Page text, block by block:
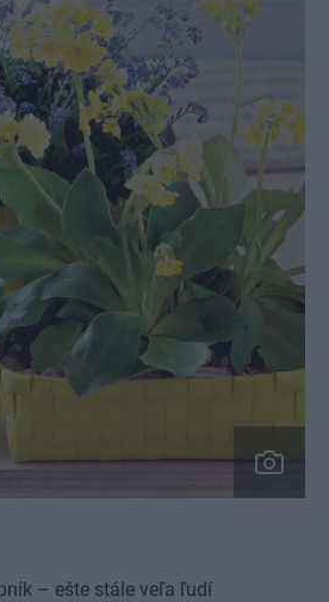
– ešte stále veľa ľudí